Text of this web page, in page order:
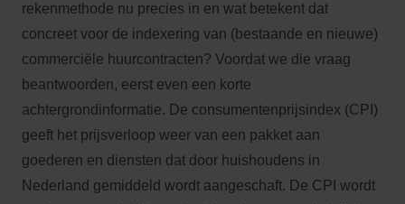
rekenmethode nu precies in en wat betekent dat
concreet voor de indexering van (bestaande en nieuwe)
commerciële huurcontracten? Voordat we die vraag
beantwoorden, eerst even een korte
achtergrondinformatie. De consumentenprijsindex (CPI)
geeft het prijsverloop weer van een pakket aan
goederen en diensten dat door huishoudens in
Nederland gemiddeld wordt aangeschaft. De CPI wordt